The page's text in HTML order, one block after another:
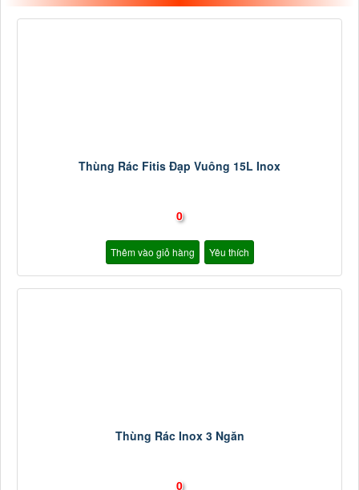
Thùng Rác Fitis Đạp Vuông 15L Inox
0
Thêm vào giỏ hàng Yêu thích
Thùng Rác Inox 3 Ngăn
0